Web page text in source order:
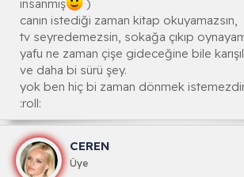
insanmış
)
canın istediği zaman kitap okuyamazsın,
tv seyredemezsin, sokağa çıkıp
yafu ne zaman çişe gideceğine bile
ve daha bi sürü şey.
yok ben hiç bi zaman dönmek
:roll:
CEREN
Üye